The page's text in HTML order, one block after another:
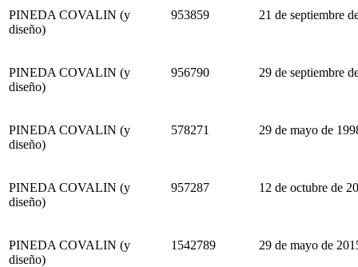
PINEDA COVALIN (y
diseño)
953859 21 de septiembre
PINEDA COVALIN (y
diseño)
956790 29 de septiembre
PINEDA COVALIN (y
diseño)
578271 29 de mayo de
PINEDA COVALIN (y
diseño)
957287 12 de octubre de
PINEDA COVALIN (y
diseño)
1542789 29 de mayo de